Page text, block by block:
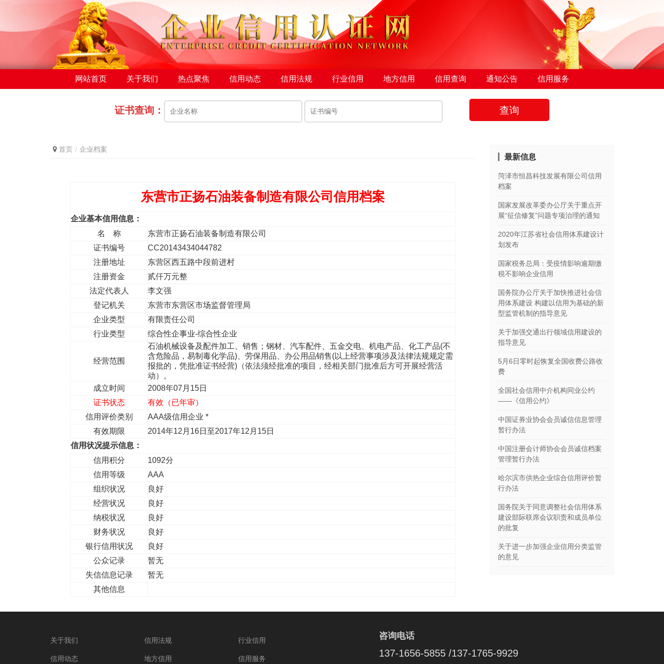
网站首页 关于我们 热点聚焦 信用动态 信用法规 行业信用 地方信用 信用查询 通知公告 信用服务
证书查询： 查询
首页 企业档案
东营市正扬石油装备制造有限公司信用档案
企业基本信用信息：
名 称
东营市正扬石油装备制造有限公司
证书编号
CC20143434044782
注册地址
东营区西五路中段前进村
注册资金
贰仟万元整
法定代表人
李文强
登记机关
东营市东营区市场监督管理局
企业类型
有限责任公司
行业类型
综合性企事业-综合性企业
经营范围
石油机械设备及配件加工、销售；钢材、汽车配件、五金交电、机电产品、化工产品(不
含危险品，易制毒化学品)、劳保用品、办公用品销售(以上经营事项涉及法律法规规定需
报批的，凭批准证书经营)（依法须经批准的项目，经相关部门批准后方可开展经营活
动）。
成立时间
2008年07月15日
证书状态
有效（已年审）
信用评价类别
AAA级信用企业 *
有效期限
2014年12月16日至2017年12月15日
信用状况提示信息：
信用积分
1092分
信用等级
AAA
组织状况
良好
经营状况
良好
纳税状况
良好
财务状况
良好
银行信用状况
良好
公众记录
暂无
失信信息记录
暂无
其他信息
最新信息
菏泽市恒昌科技发展有限公司信用
档案
国家发展改革委办公厅关于重点开
展“征信修复”问题专项治理的通知
2020年江苏省社会信用体系建设计
划发布
国家税务总局：受疫情影响逾期缴
税不影响企业信用
国务院办公厅关于加快推进社会信
用体系建设 构建以信用为基础的新
型监管机制的指导意见
关于加强交通出行领域信用建设的
指导意见
5月6日零时起恢复全国收费公路收
费
全国社会信用中介机构同业公约
——《信用公约》
中国证券业协会会员诚信信息管理
暂行办法
中国注册会计师协会会员诚信档案
管理暂行办法
哈尔滨市供热企业综合信用评价暂
行办法
国务院关于同意调整社会信用体系
建设部际联席会议职责和成员单位
的批复
关于进一步加强企业信用分类监管
的意见
关于我们
信用动态
信用法规
地方信用
行业信用
信用服务
咨询电话
137-1656-5855 /137-1765-9929